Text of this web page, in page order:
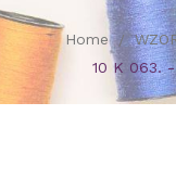
Home
10 K 063.